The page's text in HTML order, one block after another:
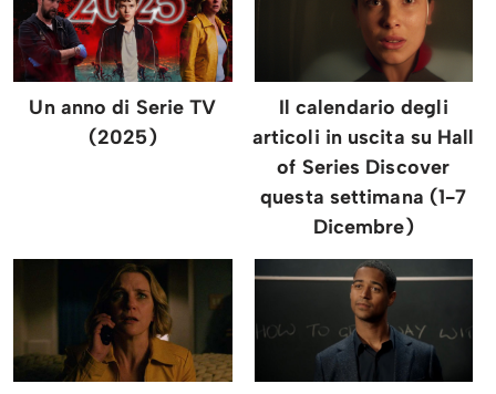
Un anno di Serie TV
(2025)
Il calendario degli
articoli in uscita su Hall
of Series Discover
questa settimana (1-7
Dicembre)